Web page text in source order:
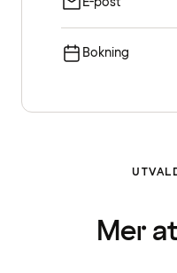
Bokning
Mer